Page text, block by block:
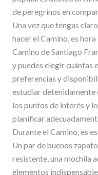
de peregrinos en
Una vez que tengas
hacer el Camino, es
Camino de Santiago
y puedes elegir cuántas
preferencias y
estudiar detenidamente
los puntos de interés y
planificar
Durante el Camino, es
Un par de buenos
resistente, una mochila
elementos